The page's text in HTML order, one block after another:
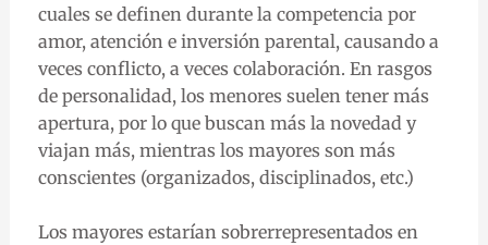
cuales se definen durante la competencia por
amor, atención e inversión parental, causando a
veces conflicto, a veces colaboración. En rasgos
de personalidad, los menores suelen tener más
apertura, por lo que buscan más la novedad y
viajan más, mientras los mayores son más
conscientes (organizados, disciplinados, etc.)
Los mayores estarían sobrerrepresentados en